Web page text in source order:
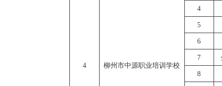
4 柳州市中源职业培训学校
4
5
6
7
8